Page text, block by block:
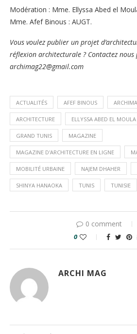
Modération : Mme. Ellyssa Abed el
Mme. Afef Binous : AUGT.
Vous voulez publier un projet
réflexion architecturale ? Contactez
archimag22@gmail.com
ACTUALITÉS AFEF BINOUS
ARCHITECTURE ELLYSSA ABED EL MOULA
GRAND TUNIS MAGAZINE
MAGAZINE D'ARCHITECTURE EN LIGNE
MOBILITÉ URBAINE NAJEM DHAHER
SHINYA HANAOKA TUNIS TUNISIE
0 comment
0
ARCHI MAG